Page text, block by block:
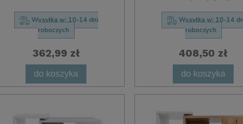
Wysyłka w: 10-14 dni
roboczych
362,99 zł
do koszyka
Wysyłka w: 10-14
roboczych
408,50 zł
do koszyka